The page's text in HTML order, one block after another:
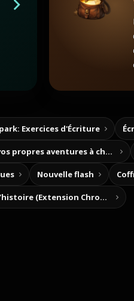
Exercices d'Écriture
Créez vos propres aventures à choix
Nouvelle flash
Notes d’histoire (Extension Chrome)